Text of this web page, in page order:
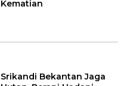
Kematian
Srikandi Bekantan Jaga